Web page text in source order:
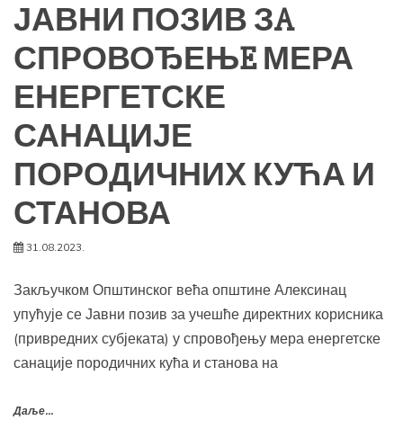
ЈАВНИ ПОЗИВ ЗA
СПРОВОЂЕЊE МЕРА
ЕНЕРГЕТСКЕ
САНАЦИЈЕ
ПОРОДИЧНИХ КУЋА И
СТАНОВА
31.08.2023.
Закључком Општинског већа општине Алексинац
упућује се Јавни позив за учешће директних корисника
(привредних субјеката) у спровођењу мера енергетске
санације породичних кућа и станова на
Даље...